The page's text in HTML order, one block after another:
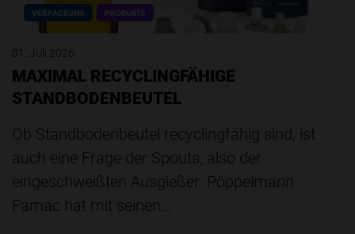
VERPACKUNG PRODUKTE
01. Juli 2026
MAXIMAL RECYCLINGFÄHIGE
STANDBODENBEUTEL
Ob Standbodenbeutel recyclingfähig sind, ist
auch eine Frage der Spouts, also der
eingeschweißten Ausgießer. Pöppelmann
Famac hat mit seinen…